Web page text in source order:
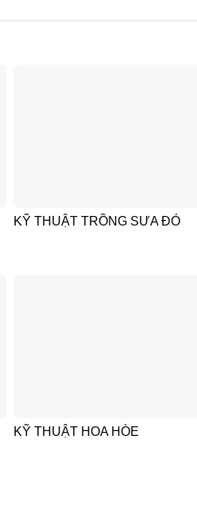
KỸ THUẬT TRỒNG SƯA ĐỎ
KỸ THUẬT HOA HÒE